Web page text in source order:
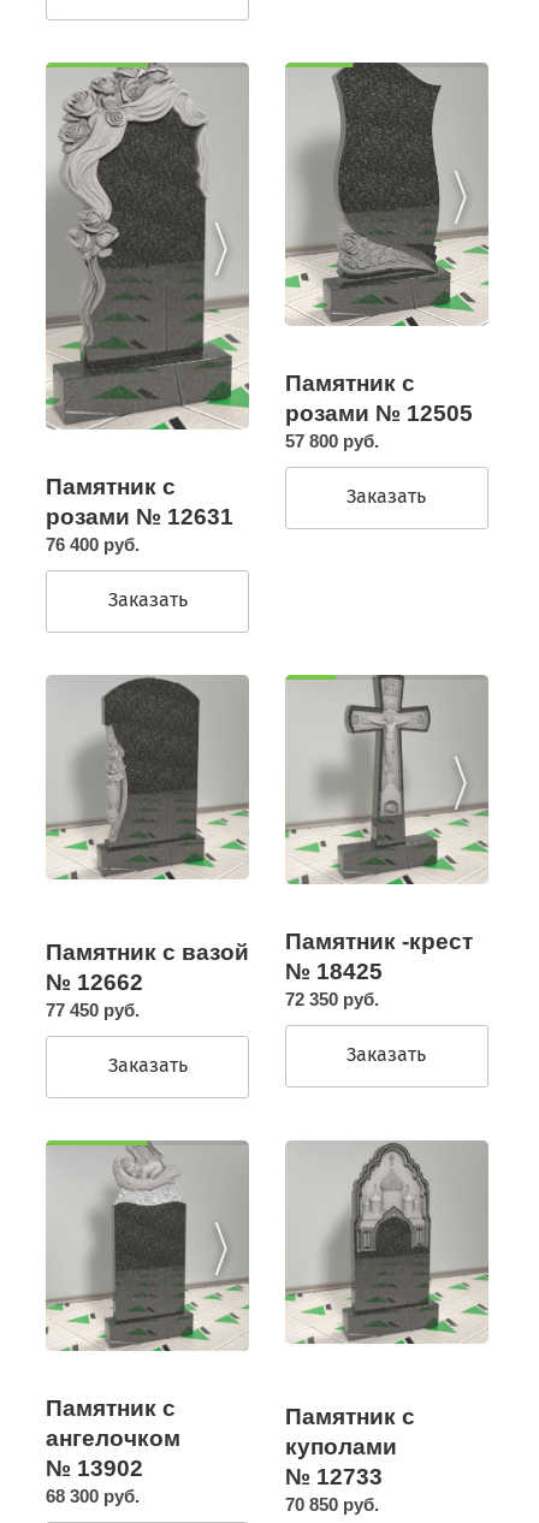
Памятник с
розами № 12631
76 400 руб.
Заказать
Памятник с
розами № 12505
57 800 руб.
Заказать
Памятник с вазой
№ 12662
77 450 руб.
Заказать
Памятник -крест
№ 18425
72 350 руб.
Заказать
Памятник с
ангелочком
№ 13902
68 300 руб.
Памятник с
куполами
№ 12733
70 850 руб.